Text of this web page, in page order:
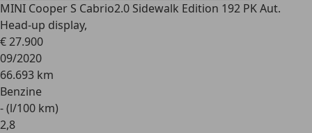
MINI Cooper S Cabrio2.0 Sidewalk Edition 192 PK Aut.
Head-up display,
€ 27.900
09/2020
66.693 km
Benzine
- (l/100 km)
2,8